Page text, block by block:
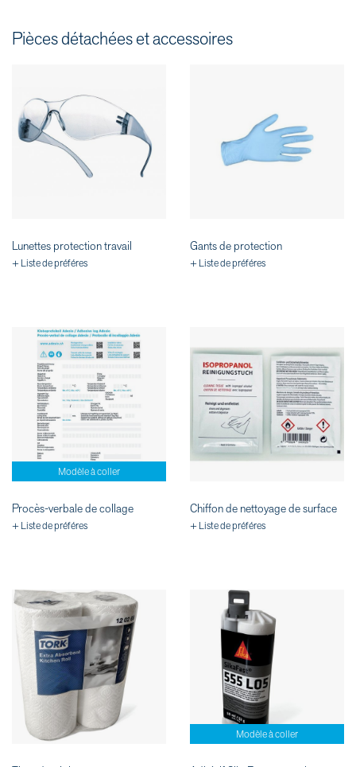
Pièces détachées et accessoires
Lunettes protection travail
+ Liste de préféres
Gants de protection
+ Liste de préféres
Modèle à coller
Procès-verbale de collage
+ Liste de préféres
Chiffon de nettoyage de surface
+ Liste de préféres
Modèle à coller